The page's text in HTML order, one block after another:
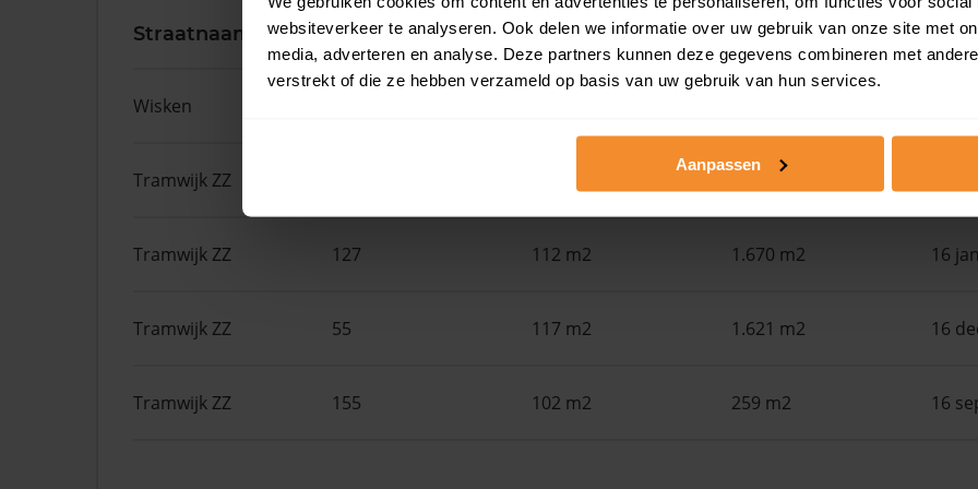
websiteverkeer te analyseren. Ook delen we informatie over uw gebruik van onze site met
media, adverteren en analyse. Deze partners kunnen deze gegevens combineren met
verstrekt of die ze hebben verzameld op basis van uw gebruik van hun services.
Aanpassen
Straatnaam Huisnr. Woonoppervlak Perceel
Wisken
Tramwijk ZZ 1.614 m2
Tramwijk ZZ 127 112 m2 1.670 m2 16
Tramwijk ZZ 55 117 m2 1.621 m2 16
Tramwijk ZZ 155 102 m2 259 m2 16